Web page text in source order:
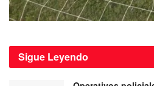
Sigue Leyendo